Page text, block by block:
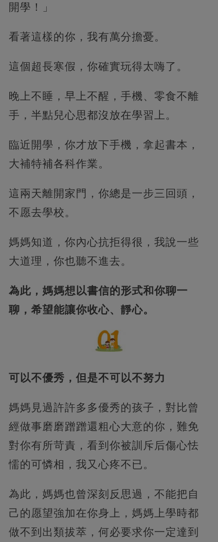
開學！」
看著這樣的你，我有萬分擔憂。
這個超長寒假，你確實玩得太嗨了。
晚上不睡，早上不醒，手機、零食不離
手，半點兒心思都沒放在學習上。
臨近開學，你才放下手機，拿起書本，
大補特補各科作業。
這兩天離開家門，你總是一步三回頭，
不愿去學校。
媽媽知道，你內心抗拒得很，我說一些
大道理，你也聽不進去。
為此，媽媽想以書信的形式和你聊一
聊，希望能讓你收心、靜心。
可以不優秀，但是不可以不努力
媽媽見過許許多多優秀的孩子，對比曾
經做事磨磨蹭蹭還粗心大意的你，難免
對你有所苛責，看到你被訓斥后傷心怯
懦的可憐相，我又心疼不已。
為此，媽媽也曾深刻反思過，不能把自
己的愿望強加在你身上，媽媽上學時都
做不到出類拔萃，何必要求你一定達到